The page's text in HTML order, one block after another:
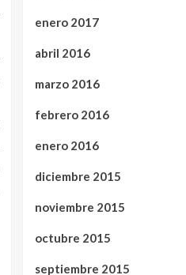
enero 2017
abril 2016
marzo 2016
febrero 2016
enero 2016
diciembre 2015
noviembre 2015
octubre 2015
septiembre 2015